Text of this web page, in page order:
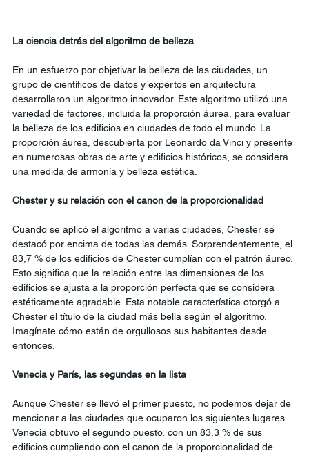
La ciencia detrás del algoritmo de belleza
En un esfuerzo por objetivar la belleza de las ciudades, un
grupo de científicos de datos y expertos en arquitectura
desarrollaron un algoritmo innovador. Este algoritmo utilizó una
variedad de factores, incluida la proporción áurea, para evaluar
la belleza de los edificios en ciudades de todo el mundo. La
proporción áurea, descubierta por Leonardo da Vinci y presente
en numerosas obras de arte y edificios históricos, se considera
una medida de armonía y belleza estética.
Chester y su relación con el canon de la proporcionalidad
Cuando se aplicó el algoritmo a varias ciudades, Chester se
destacó por encima de todas las demás. Sorprendentemente, el
83,7 % de los edificios de Chester cumplían con el patrón áureo.
Esto significa que la relación entre las dimensiones de los
edificios se ajusta a la proporción perfecta que se considera
estéticamente agradable. Esta notable característica otorgó a
Chester el título de la ciudad más bella según el algoritmo.
Imagínate cómo están de orgullosos sus habitantes desde
entonces.
Venecia y París, las segundas en la lista
Aunque Chester se llevó el primer puesto, no podemos dejar de
mencionar a las ciudades que ocuparon los siguientes lugares.
Venecia obtuvo el segundo puesto, con un 83,3 % de sus
edificios cumpliendo con el canon de la proporcionalidad de